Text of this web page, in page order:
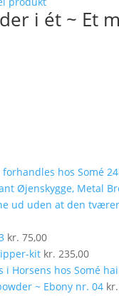
i ét ~ Et
Øjenskygge, Metal
kr. 75,00
kit kr. 235,00
~ Ebony nr. 04 kr.